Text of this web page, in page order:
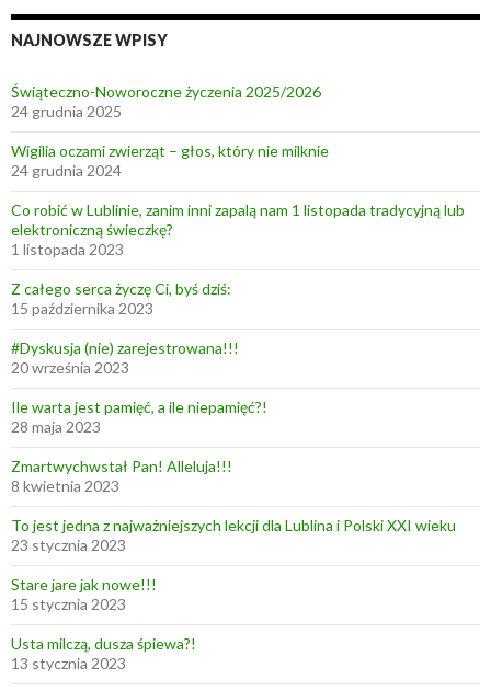
m
u
s
o
o
w
n
NAJNOWSZE WPISY
Świąteczno-Noworoczne życzenia 2025/2026
24 grudnia 2025
Wigilia oczami zwierząt – głos, który nie milknie
24 grudnia 2024
Co robić w Lublinie, zanim inni zapalą nam 1 listopada tradycyjną lub
elektroniczną świeczkę?
1 listopada 2023
Z całego serca życzę Ci, byś dziś:
15 października 2023
#Dyskusja (nie) zarejestrowana!!!
20 września 2023
Ile warta jest pamięć, a ile niepamięć?!
28 maja 2023
Zmartwychwstał Pan! Alleluja!!!
8 kwietnia 2023
To jest jedna z najważniejszych lekcji dla Lublina i Polski XXI wieku
23 stycznia 2023
Stare jare jak nowe!!!
15 stycznia 2023
Usta milczą, dusza śpiewa?!
13 stycznia 2023